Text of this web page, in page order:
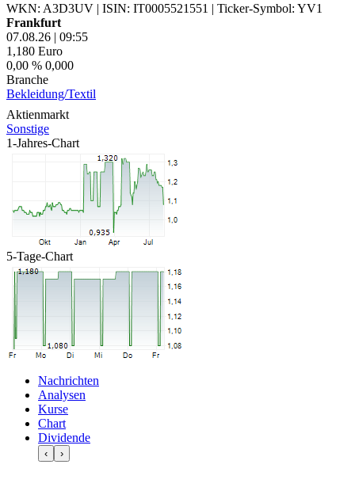
WKN: A3D3UV | ISIN: IT0005521551 | Ticker-Symbol: YV1
Frankfurt
07.08.26 | 09:55
1,180 Euro
0,00 % 0,000
Branche
Bekleidung/Textil
Aktienmarkt
Sonstige
1-Jahres-Chart
5-Tage-Chart
Nachrichten
Analysen
Kurse
Chart
Dividende
‹ ›